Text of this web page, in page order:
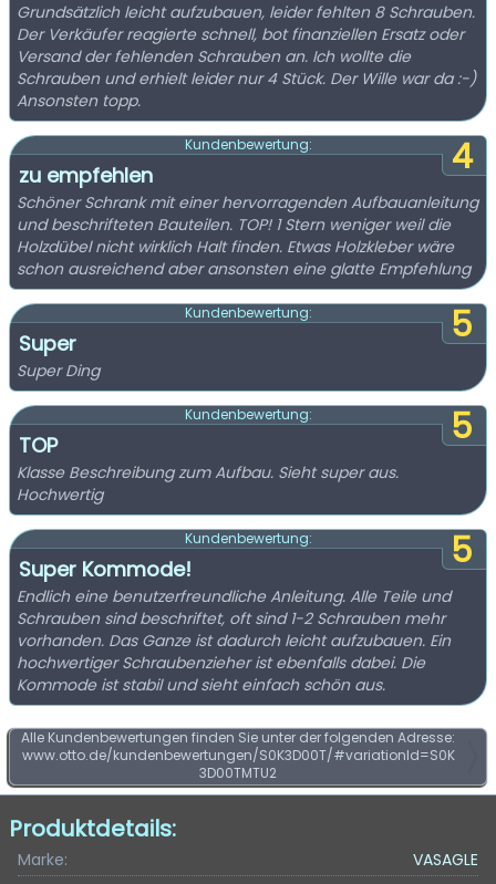
Grundsätzlich leicht aufzubauen, leider fehlten 8 Schrauben.
Der Verkäufer reagierte schnell, bot finanziellen Ersatz oder
Versand der fehlenden Schrauben an. Ich wollte die
Schrauben und erhielt leider nur 4 Stück. Der Wille war da :-)
Ansonsten topp.
4
Kundenbewertung:
zu empfehlen
Schöner Schrank mit einer hervorragenden Aufbauanleitung
und beschrifteten Bauteilen. TOP! 1 Stern weniger weil die
Holzdübel nicht wirklich Halt finden. Etwas Holzkleber wäre
schon ausreichend aber ansonsten eine glatte Empfehlung
5
Kundenbewertung:
Super
Super Ding
5
Kundenbewertung:
TOP
Klasse Beschreibung zum Aufbau. Sieht super aus.
Hochwertig
5
Kundenbewertung:
Super Kommode!
Endlich eine benutzerfreundliche Anleitung. Alle Teile und
Schrauben sind beschriftet, oft sind 1-2 Schrauben mehr
vorhanden. Das Ganze ist dadurch leicht aufzubauen. Ein
hochwertiger Schraubenzieher ist ebenfalls dabei. Die
Kommode ist stabil und sieht einfach schön aus.
Alle Kundenbewertungen finden Sie unter der folgenden Adresse:
www.otto.de/kundenbewertungen/S0K3D00T/#variationId=S0K
3D00TMTU2
Produktdetails:
Marke:
VASAGLE